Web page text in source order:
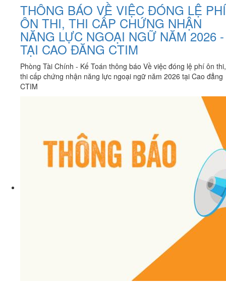
THÔNG BÁO VỀ VIỆC ĐÓNG LỆ PHÍ
ÔN THI, THI CẤP CHỨNG NHẬN
NĂNG LỰC NGOẠI NGỮ NĂM 2026 -
TẠI CAO ĐĂNG CTIM
Phòng Tài Chính - Kế Toán thông báo Về việc đóng lệ phí ôn thi,
thi cấp chứng nhận năng lực ngoại ngữ năm 2026 tại Cao đẳng
CTIM